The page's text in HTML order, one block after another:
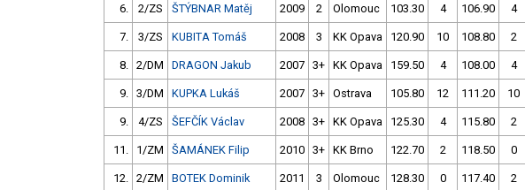
6. 2/ZS ŠTÝBNAR Matěj 2009 2 Olomouc 103.30 4 106.90 4
7. 3/ZS KUBITA Tomáš 2008 3 KK Opava 120.90 10 108.80 2
8. 2/DM DRAGON Jakub 2007 3+ KK Opava 159.50 4 108.00 4
9. 3/DM KUPKA Lukáš 2007 3+ Ostrava 105.80 12 111.20 10
9. 4/ZS ŠEFČÍK Václav 2008 3+ KK Opava 125.30 4 115.80 2
11. 1/ZM ŠAMÁNEK Filip 2010 3+ KK Brno 122.70 2 118.50 0
12. 2/ZM BOTEK Dominik 2011 3 Olomouc 128.30 0 117.40 2